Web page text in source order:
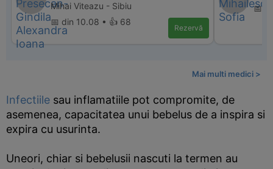
Mihai Viteazu - Sibiu
📅 din 10.08 • 👍 68
Rezervă
📅
Mai multi medici >
Infectiile sau inflamatiile pot compromite, de
asemenea, capacitatea unui bebelus de a inspira si
expira cu usurinta.
Uneori, chiar si bebelusii nascuti la termen au